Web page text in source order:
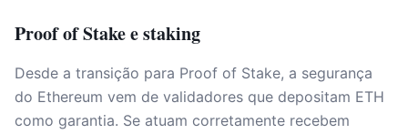
Proof of Stake e staking
Desde a transição para Proof of Stake, a segurança
do Ethereum vem de validadores que depositam ETH
como garantia. Se atuam corretamente recebem